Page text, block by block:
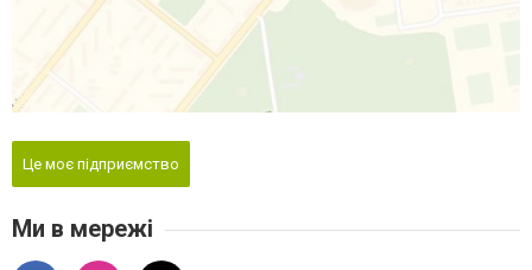
Це моє підприємство
Ми в мережі